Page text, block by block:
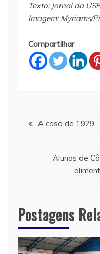
Texto: Jornal da
Imagem: Myriams/
Compartilhar
Navegação
A casa de 1929
Alunos de
Postagens